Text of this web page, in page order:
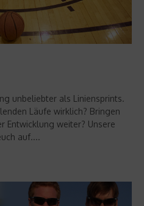
unbeliebter als Liniensprints.
Läufe wirklich? Bringen
Entwicklung weiter? Unsere
auf....